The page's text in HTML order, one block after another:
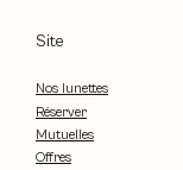
Site
Nos lunettes
Réserver
Mutuelles
Offres